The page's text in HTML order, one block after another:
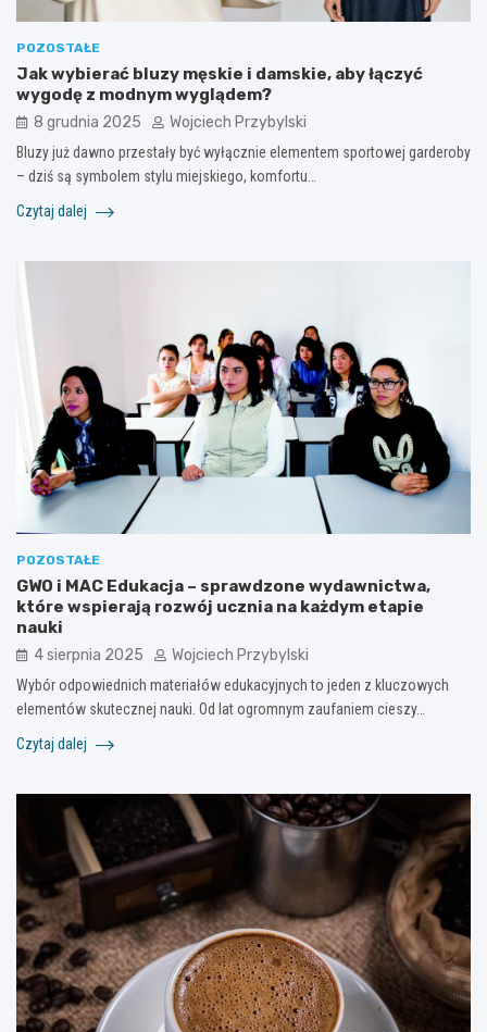
POZOSTAŁE
Jak wybierać bluzy męskie i damskie, aby łączyć
wygodę z modnym wyglądem?
8 grudnia 2025 Wojciech Przybylski
Bluzy już dawno przestały być wyłącznie elementem sportowej garderoby
– dziś są symbolem stylu miejskiego, komfortu…
Czytaj dalej
POZOSTAŁE
GWO i MAC Edukacja – sprawdzone wydawnictwa,
które wspierają rozwój ucznia na każdym etapie
nauki
4 sierpnia 2025 Wojciech Przybylski
Wybór odpowiednich materiałów edukacyjnych to jeden z kluczowych
elementów skutecznej nauki. Od lat ogromnym zaufaniem cieszy…
Czytaj dalej